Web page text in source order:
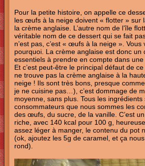
Pour la petite histoire, on appelle ce
les œufs à la neige doivent « flotter » sur
la crème anglaise. L’autre nom de l’île
véritable nom de ce dessert qui se fait
n’est pas, c’est « œufs à la neige ». Vous
pourquoi. La crème anglaise est donc un
essentiels à prendre en compte dans
Et c’est peut-être le principal défaut de
ne trouve pas la crème anglaise à la
neige ! Ils sont très bons, presque
je ne cuisine pas…), c’est dommage de
moyenne, sans plus. Tous les
consommateurs que nous sommes les
des œufs, du sucre, de la vanille. C’est
riche, avec 140 kcal pour 100 g,
assez léger à manger, le contenu du pot
(ok, ajoutez les 5g de caramel, et ça
rond).